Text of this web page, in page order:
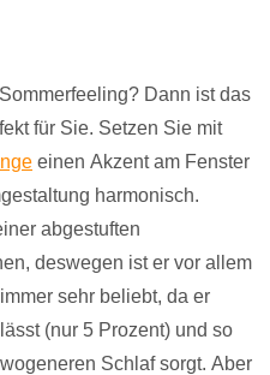
Dann ist das
für Sie. Setzen Sie mit
einen Akzent am Fenster
harmonisch.
abgestuften
deswegen ist er vor allem
sehr beliebt, da er
(nur 5 Prozent) und so
Schlaf sorgt. Aber